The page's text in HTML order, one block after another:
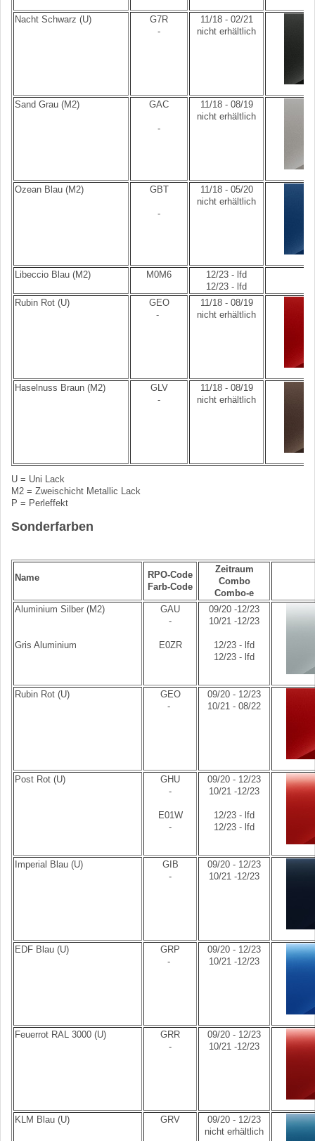
Nacht Schwarz (U)
G7R
-
11/18 - 02/21
nicht erhältlich
Sand Grau (M2) GAC
-
11/18 - 08/19
nicht erhältlich
Ozean Blau (M2) GBT
-
11/18 - 05/20
nicht erhältlich
Libeccio Blau (M2) M0M6
12/23 - lfd
12/23 - lfd
Rubin Rot (U)
GEO
-
11/18 - 08/19
nicht erhältlich
Haselnuss Braun (M2)
GLV
-
11/18 - 08/19
nicht erhältlich
U = Uni Lack
M2 = Zweischicht Metallic Lack
P = Perleffekt
Sonderfarben
Name
RPO-Code
Farb-Code
Zeitraum
Combo
Combo-e
Aluminium Silber (M2)
Gris Aluminium
GAU
-
E0ZR
09/20 -12/23
10/21 -12/23
12/23 - lfd
12/23 - lfd
Rubin Rot (U)
GEO
-
09/20 - 12/23
10/21 - 08/22
Post Rot (U)
GHU
-
E01W
-
09/20 - 12/23
10/21 -12/23
12/23 - lfd
12/23 - lfd
Imperial Blau (U)
GIB
-
09/20 - 12/23
10/21 -12/23
EDF Blau (U)
GRP
-
09/20 - 12/23
10/21 -12/23
Feuerrot RAL 3000 (U)
GRR
-
09/20 - 12/23
10/21 -12/23
KLM Blau (U) GRV
09/20 - 12/23
nicht erhältlich